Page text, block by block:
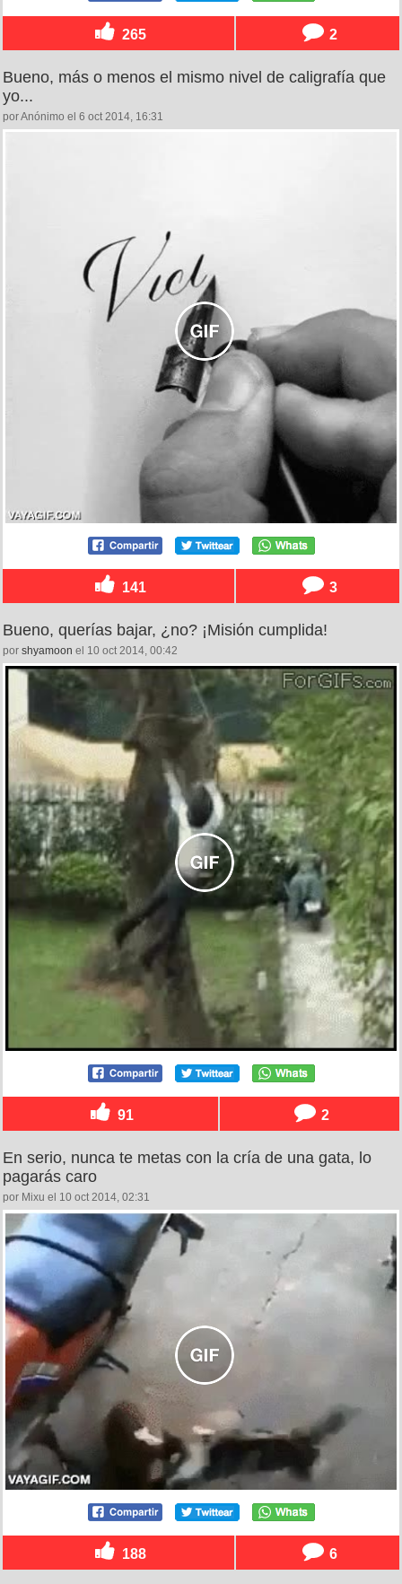
265 2
Bueno, más o menos el mismo nivel de caligrafía que
yo...
por Anónimo el 6 oct 2014, 16:31
141 3
Bueno, querías bajar, ¿no? ¡Misión cumplida!
por shyamoon el 10 oct 2014, 00:42
91 2
En serio, nunca te metas con la cría de una gata, lo
pagarás caro
por Mixu el 10 oct 2014, 02:31
188 6